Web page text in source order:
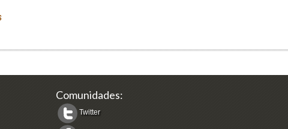
Comunidades:
Twitter